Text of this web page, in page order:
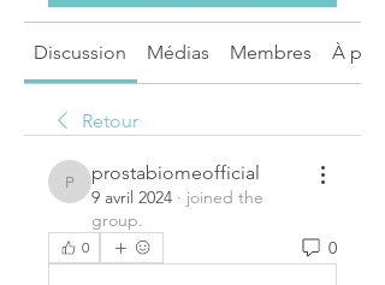
Discussion Médias Membres À
Retour
prostabiomeofficial
prostabiomeofficial
9 avril 2024 · joined the
group.
0 0